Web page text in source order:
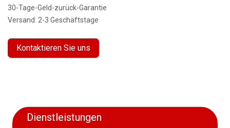
30-Tage-Geld-zurück-Garantie
Versand: 2-3 Geschäftstage
Kontaktieren Sie uns
Dienstleistungen